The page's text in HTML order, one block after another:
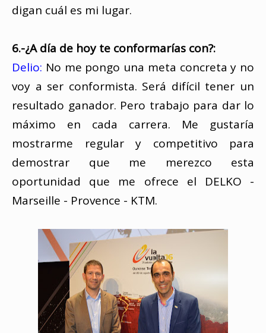
digan cuál es mi lugar.
6.-¿A día de hoy te conformarías con?:
Delio: No me pongo una meta concreta y no
voy a ser conformista. Será difícil tener un
resultado ganador. Pero trabajo para dar lo
máximo en cada carrera. Me gustaría
mostrarme regular y competitivo para
demostrar que me merezco esta
oportunidad que me ofrece el DELKO -
Marseille - Provence - KTM.